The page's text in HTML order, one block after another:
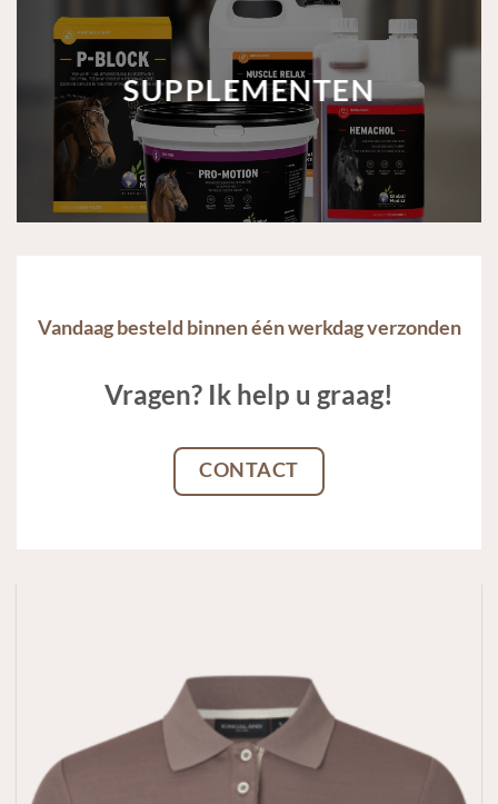
SUPPLEMENTEN
Vandaag besteld binnen één werkdag verzonden
Vragen? Ik help u graag!
CONTACT